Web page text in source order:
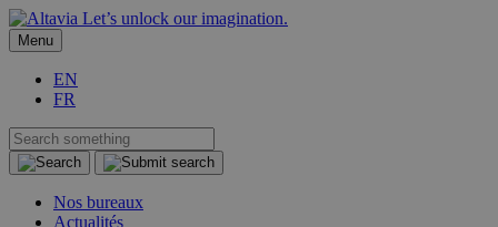
Let’s unlock our imagination.
Menu
EN
FR
Nos bureaux
Actualités